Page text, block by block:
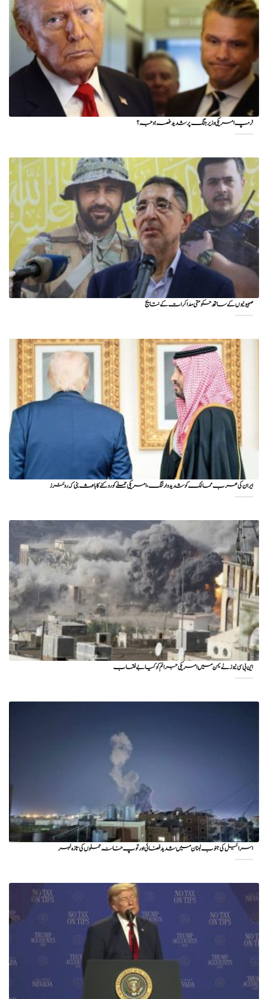
ٹرمپ امریکی وزیر جنگ پر شدید غصہ؛ وجہ ؟
صہیونیوں کے ساتھ حکومتی مذاکرات کے نتایج
ایران کی عرب ممالک کو شدید وارننگ، امریکی حملے کو روکنے کا باعث بنی کہ روئٹرز
این بی سی نیوز نے یمن میں امریکی جرائم کو کیا بے نقاب
اسرائیل کی جنوب لبنان میں شدید فضائی اور توپ خانہ حملوں کی تازہ لہر